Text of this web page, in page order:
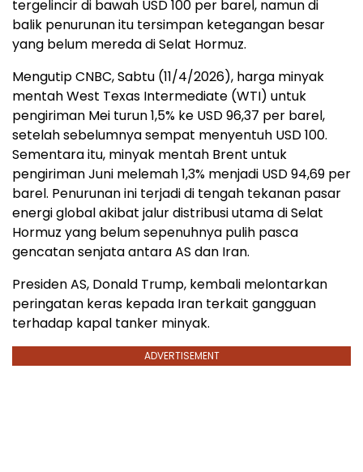
tergelincir di bawah USD 100 per barel, namun di
balik penurunan itu tersimpan ketegangan besar
yang belum mereda di Selat Hormuz.
Mengutip CNBC, Sabtu (11/4/2026), harga minyak
mentah West Texas Intermediate (WTI) untuk
pengiriman Mei turun 1,5% ke USD 96,37 per barel,
setelah sebelumnya sempat menyentuh USD 100.
Sementara itu, minyak mentah Brent untuk
pengiriman Juni melemah 1,3% menjadi USD 94,69 per
barel. Penurunan ini terjadi di tengah tekanan pasar
energi global akibat jalur distribusi utama di Selat
Hormuz yang belum sepenuhnya pulih pasca
gencatan senjata antara AS dan Iran.
Presiden AS, Donald Trump, kembali melontarkan
peringatan keras kepada Iran terkait gangguan
terhadap kapal tanker minyak.
ADVERTISEMENT